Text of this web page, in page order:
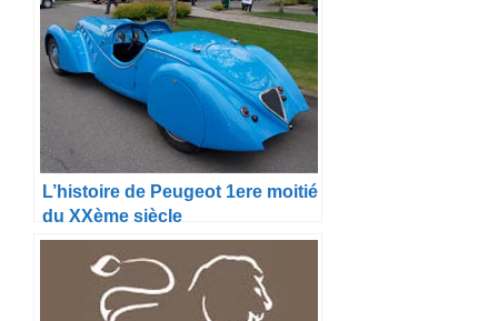
L’histoire de Peugeot 1ere moitié
du XXème siècle